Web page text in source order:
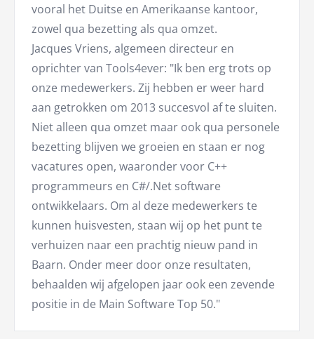
vooral het Duitse en Amerikaanse kantoor,
zowel qua bezetting als qua omzet.
Jacques Vriens, algemeen directeur en
oprichter van Tools4ever: "Ik ben erg trots op
onze medewerkers. Zij hebben er weer hard
aan getrokken om 2013 succesvol af te sluiten.
Niet alleen qua omzet maar ook qua personele
bezetting blijven we groeien en staan er nog
vacatures open, waaronder voor C++
programmeurs en C#/.Net software
ontwikkelaars. Om al deze medewerkers te
kunnen huisvesten, staan wij op het punt te
verhuizen naar een prachtig nieuw pand in
Baarn. Onder meer door onze resultaten,
behaalden wij afgelopen jaar ook een zevende
positie in de Main Software Top 50."